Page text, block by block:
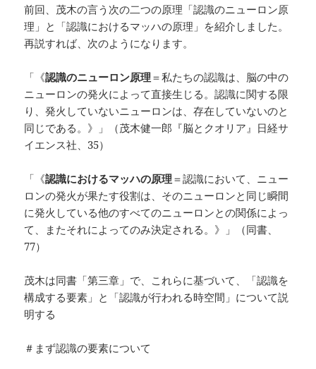
前回、茂木の言う次の二つの原理「認識のニューロン原
理」と「認識におけるマッハの原理」を紹介しました。
再説すれば、次のようになります。
「《認識のニューロン原理＝私たちの認識は、脳の中の
ニューロンの発火によって直接生じる。認識に関する限
り、発火していないニューロンは、存在していないのと
同じである。》」（茂木健一郎『脳とクオリア』日経サ
イエンス社、35）
「《認識におけるマッハの原理＝認識において、ニュー
ロンの発火が果たす役割は、そのニューロンと同じ瞬間
に発火している他のすべてのニューロンとの関係によっ
て、またそれによってのみ決定される。》」（同書、
77）
茂木は同書「第三章」で、これらに基づいて、「認識を
構成する要素」と「認識が行われる時空間」について説
明する
＃まず認識の要素について